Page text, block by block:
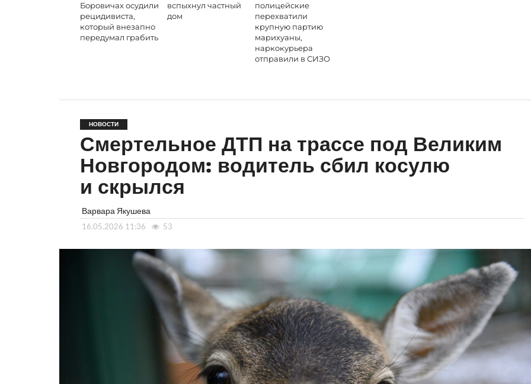
Боровичах осудили
рецидивиста,
который внезапно
передумал грабить
вспыхнул частный
дом
полицейские
перехватили
крупную партию
марихуаны,
наркокурьера
отправили в СИЗО
НОВОСТИ
Смертельное ДТП на трассе под Великим
Новгородом: водитель сбил косулю
и скрылся
Варвара Якушева
16.05.2026 11:36 53